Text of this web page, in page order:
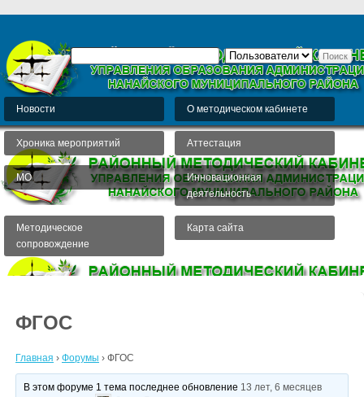
Новости О методическом кабинете
Хроника мероприятий Аттестация
МО
Инновационная
деятельность
Методическое
сопровождение
Карта сайта
ФГОС
Главная › Форумы › ФГОС
В этом форуме 1 тема последнее обновление 13 лет, 6 месяцев